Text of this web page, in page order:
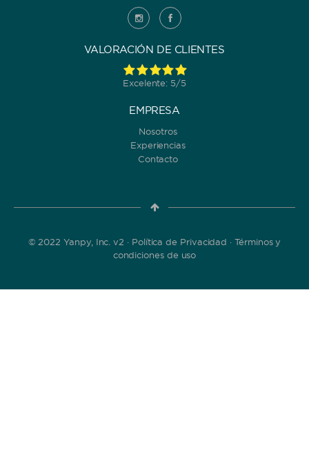
VALORACIÓN DE CLIENTES
Excelente: 5/5
EMPRESA
Nosotros
Experiencias
Contacto
© 2022 Yanpy, Inc. v2 · Política de Privacidad ·Términos y
condiciones de uso